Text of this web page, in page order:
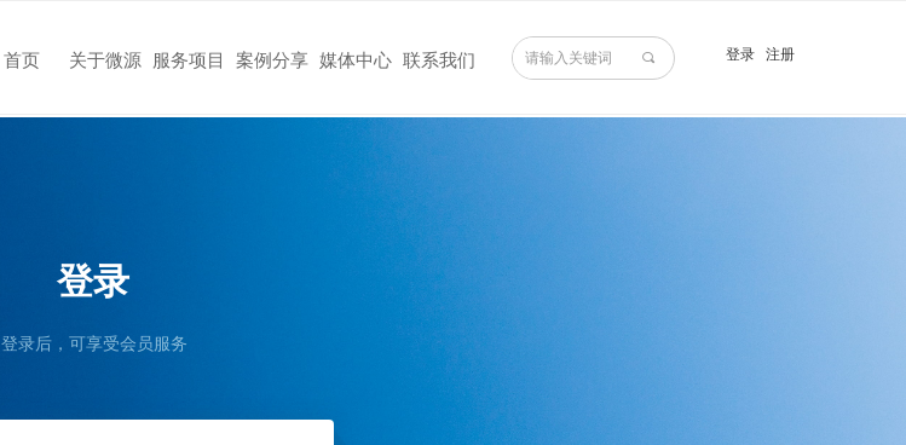
끠 登录 注册
首页 关于微源 服务项目 案例分享 媒体中心 联系我们
登录
登录后，可享受会员服务